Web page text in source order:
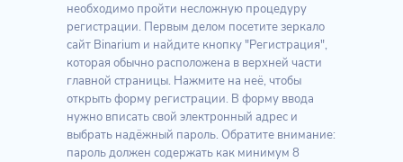
необходимо пройти несложную процедуру
регистрации. Первым делом посетите зеркало
сайт Binarium и найдите кнопку "Регистрация",
которая обычно расположена в верхней части
главной страницы. Нажмите на неё, чтобы
открыть форму регистрации. В форму ввода
нужно вписать свой электронный адрес и
выбрать надёжный пароль. Обратите внимание:
пароль должен содержать как минимум 8